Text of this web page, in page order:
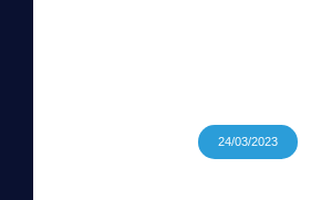
24/03/2023